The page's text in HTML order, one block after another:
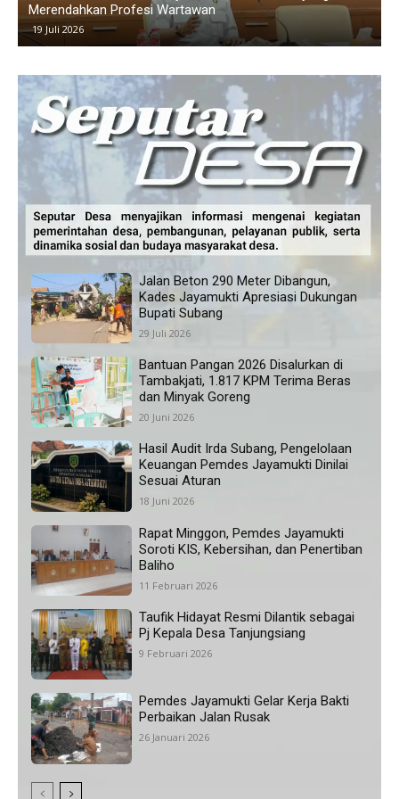
Memanas, Wali Murid Tuding Sekolah Tidak Transparan
24 Juni 2026
Jalan Beton 290 Meter Dibangun,
Kades Jayamukti Apresiasi Dukungan
Bupati Subang
29 Juli 2026
Bantuan Pangan 2026 Disalurkan di
Tambakjati, 1.817 KPM Terima Beras
dan Minyak Goreng
20 Juni 2026
Hasil Audit Irda Subang, Pengelolaan
Keuangan Pemdes Jayamukti Dinilai
Sesuai Aturan
18 Juni 2026
Rapat Minggon, Pemdes Jayamukti
Soroti KIS, Kebersihan, dan Penertiban
Baliho
11 Februari 2026
Taufik Hidayat Resmi Dilantik sebagai
Pj Kepala Desa Tanjungsiang
9 Februari 2026
Pemdes Jayamukti Gelar Kerja Bakti
Perbaikan Jalan Rusak
26 Januari 2026